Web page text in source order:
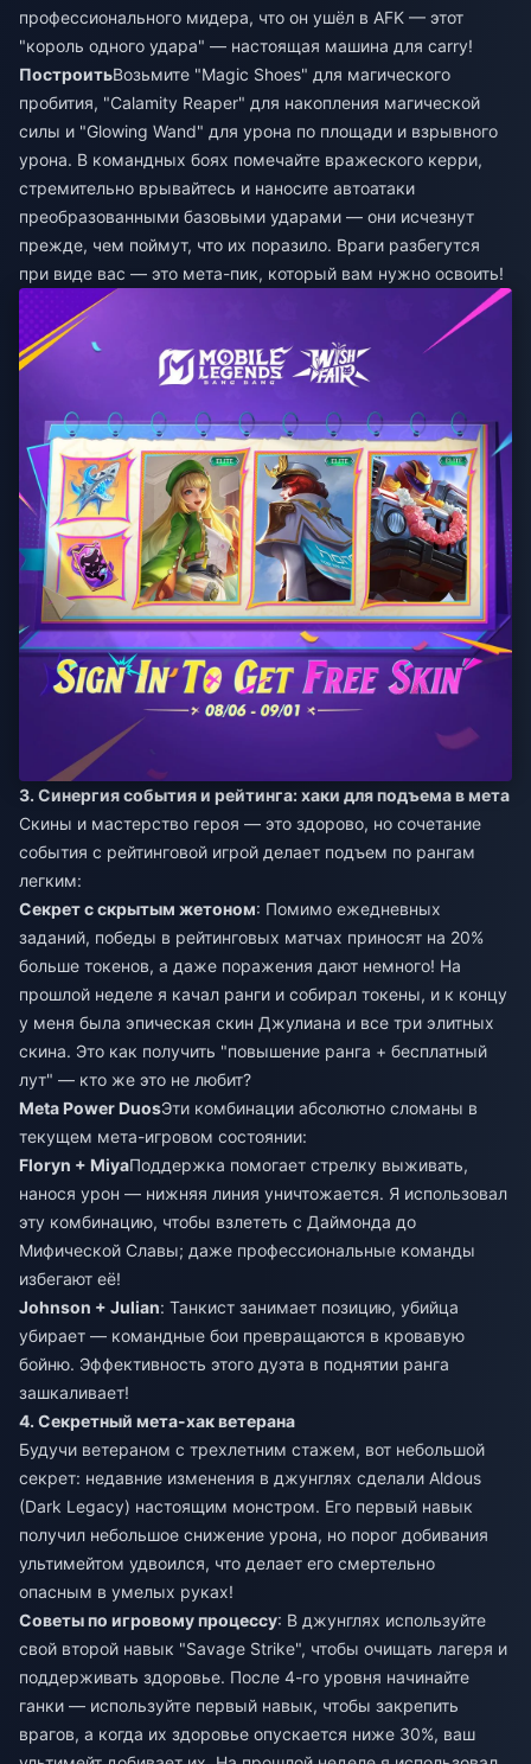
профессионального мидера, что он ушёл в AFK — этот
"король одного удара" — настоящая машина для carry!
ПостроитьВозьмите "Magic Shoes" для магического
пробития, "Calamity Reaper" для накопления магической
силы и "Glowing Wand" для урона по площади и взрывного
урона. В командных боях помечайте вражеского керри,
стремительно врывайтесь и наносите автоатаки
преобразованными базовыми ударами — они исчезнут
прежде, чем поймут, что их поразило. Враги разбегутся
при виде вас — это мета-пик, который вам нужно освоить!
3. Синергия события и рейтинга: хаки для подъема в мета
Скины и мастерство героя — это здорово, но сочетание
события с рейтинговой игрой делает подъем по рангам
легким:
Секрет с скрытым жетоном: Помимо ежедневных
заданий, победы в рейтинговых матчах приносят на 20%
больше токенов, а даже поражения дают немного! На
прошлой неделе я качал ранги и собирал токены, и к концу
у меня была эпическая скин Джулиана и все три элитных
скина. Это как получить "повышение ранга + бесплатный
лут" — кто же это не любит?
Meta Power DuosЭти комбинации абсолютно сломаны в
текущем мета-игровом состоянии:
Floryn + MiyaПоддержка помогает стрелку выживать,
нанося урон — нижняя линия уничтожается. Я использовал
эту комбинацию, чтобы взлететь с Даймонда до
Мифической Славы; даже профессиональные команды
избегают её!
Johnson + Julian: Танкист занимает позицию, убийца
убирает — командные бои превращаются в кровавую
бойню. Эффективность этого дуэта в поднятии ранга
зашкаливает!
4. Секретный мета-хак ветерана
Будучи ветераном с трехлетним стажем, вот небольшой
секрет: недавние изменения в джунглях сделали Aldous
(Dark Legacy) настоящим монстром. Его первый навык
получил небольшое снижение урона, но порог добивания
ультимейтом удвоился, что делает его смертельно
опасным в умелых руках!
Советы по игровому процессу: В джунглях используйте
свой второй навык "Savage Strike", чтобы очищать лагеря и
поддерживать здоровье. После 4-го уровня начинайте
ганки — используйте первый навык, чтобы закрепить
врагов, а когда их здоровье опускается ниже 30%, ваш